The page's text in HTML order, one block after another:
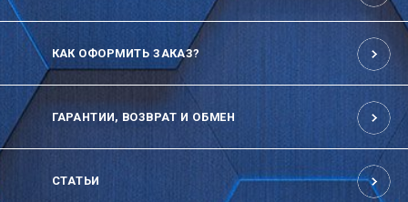
КАК ОФОРМИТЬ ЗАКАЗ?
ГАРАНТИИ, ВОЗВРАТ И ОБМЕН
СТАТЬИ